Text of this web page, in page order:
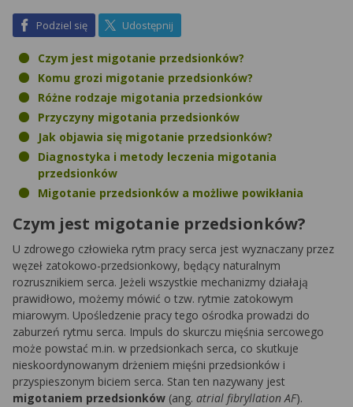
Podziel sięna FacebookUdostępnij
Czym jest migotanie przedsionków?
Komu grozi migotanie przedsionków?
Różne rodzaje migotania przedsionków
Przyczyny migotania przedsionków
Jak objawia się migotanie przedsionków?
Diagnostyka i metody leczenia migotania
przedsionków
Migotanie przedsionków a możliwe powikłania
Czym jest migotanie przedsionków?
U zdrowego człowieka rytm pracy serca jest wyznaczany przez
węzeł zatokowo-przedsionkowy, będący naturalnym
rozrusznikiem serca. Jeżeli wszystkie mechanizmy działają
prawidłowo, możemy mówić o tzw. rytmie zatokowym
miarowym. Upośledzenie pracy tego ośrodka prowadzi do
zaburzeń rytmu serca. Impuls do skurczu mięśnia sercowego
może powstać m.in. w przedsionkach serca, co skutkuje
nieskoordynowanym drżeniem mięśni przedsionków i
przyspieszonym biciem serca. Stan ten nazywany jest
migotaniem przedsionków (ang. atrial fibryllation AF).